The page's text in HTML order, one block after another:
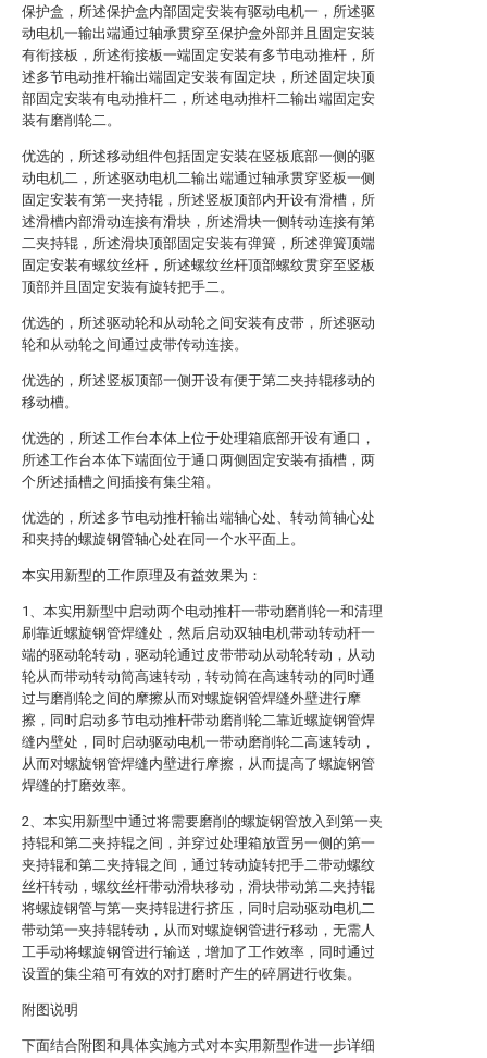
保护盒，所述保护盒内部固定安装有驱动电机一，所述驱
动电机一输出端通过轴承贯穿至保护盒外部并且固定安装
有衔接板，所述衔接板一端固定安装有多节电动推杆，所
述多节电动推杆输出端固定安装有固定块，所述固定块顶
部固定安装有电动推杆二，所述电动推杆二输出端固定安
装有磨削轮二。
优选的，所述移动组件包括固定安装在竖板底部一侧的驱
动电机二，所述驱动电机二输出端通过轴承贯穿竖板一侧
固定安装有第一夹持辊，所述竖板顶部内开设有滑槽，所
述滑槽内部滑动连接有滑块，所述滑块一侧转动连接有第
二夹持辊，所述滑块顶部固定安装有弹簧，所述弹簧顶端
固定安装有螺纹丝杆，所述螺纹丝杆顶部螺纹贯穿至竖板
顶部并且固定安装有旋转把手二。
优选的，所述驱动轮和从动轮之间安装有皮带，所述驱动
轮和从动轮之间通过皮带传动连接。
优选的，所述竖板顶部一侧开设有便于第二夹持辊移动的
移动槽。
优选的，所述工作台本体上位于处理箱底部开设有通口，
所述工作台本体下端面位于通口两侧固定安装有插槽，两
个所述插槽之间插接有集尘箱。
优选的，所述多节电动推杆输出端轴心处、转动筒轴心处
和夹持的螺旋钢管轴心处在同一个水平面上。
本实用新型的工作原理及有益效果为：
1、本实用新型中启动两个电动推杆一带动磨削轮一和清理
刷靠近螺旋钢管焊缝处，然后启动双轴电机带动转动杆一
端的驱动轮转动，驱动轮通过皮带带动从动轮转动，从动
轮从而带动转动筒高速转动，转动筒在高速转动的同时通
过与磨削轮之间的摩擦从而对螺旋钢管焊缝外壁进行摩
擦，同时启动多节电动推杆带动磨削轮二靠近螺旋钢管焊
缝内壁处，同时启动驱动电机一带动磨削轮二高速转动，
从而对螺旋钢管焊缝内壁进行摩擦，从而提高了螺旋钢管
焊缝的打磨效率。
2、本实用新型中通过将需要磨削的螺旋钢管放入到第一夹
持辊和第二夹持辊之间，并穿过处理箱放置另一侧的第一
夹持辊和第二夹持辊之间，通过转动旋转把手二带动螺纹
丝杆转动，螺纹丝杆带动滑块移动，滑块带动第二夹持辊
将螺旋钢管与第一夹持辊进行挤压，同时启动驱动电机二
带动第一夹持辊转动，从而对螺旋钢管进行移动，无需人
工手动将螺旋钢管进行输送，增加了工作效率，同时通过
设置的集尘箱可有效的对打磨时产生的碎屑进行收集。
附图说明
下面结合附图和具体实施方式对本实用新型作进一步详细